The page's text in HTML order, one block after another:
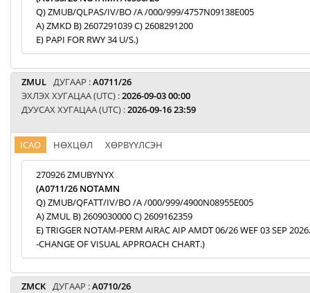
Q) ZMUB/QLPAS/IV/BO /A /000/999/4757N09138E005
A) ZMKD B) 2607291039 C) 2608291200
E) PAPI FOR RWY 34 U/S.)
ZMUL ДУГААР :A0711/26
ЭХЛЭХ ХУГАЦАА (UTC) :2026-09-03 00:00
ДУУСАХ ХУГАЦАА (UTC) :2026-09-16 23:59
ICAO НӨХЦӨЛ ХӨРВҮҮЛСЭН
270926 ZMUBYNYX
(A0711/26 NOTAMN
Q) ZMUB/QFATT/IV/BO /A /000/999/4900N08955E005
A) ZMUL B) 2609030000 C) 2609162359
E) TRIGGER NOTAM-PERM AIRAC AIP AMDT 06/26 WEF 03 SEP 2026.
-CHANGE OF VISUAL APPROACH CHART.)
ZMCK ДУГААР :A0710/26